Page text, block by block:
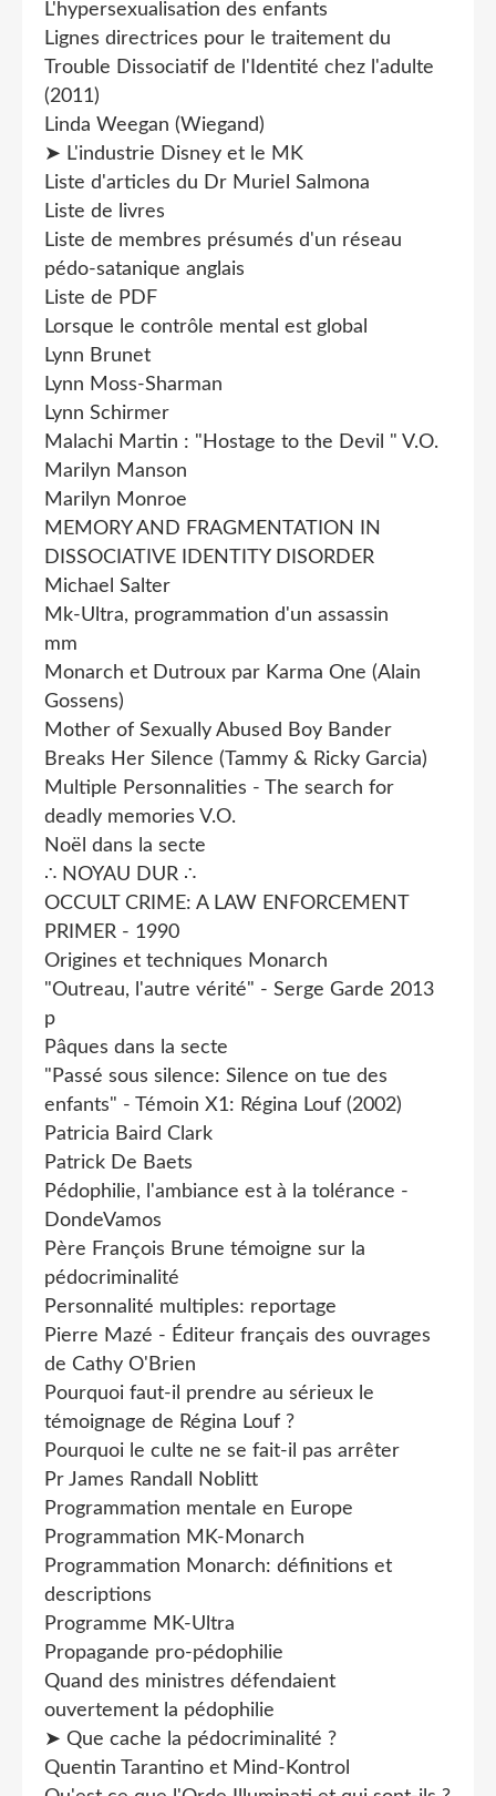
L'hypersexualisation des enfants
Lignes directrices pour le traitement du
Trouble Dissociatif de l'Identité chez l'adulte
(2011)
Linda Weegan (Wiegand)
➤ L'industrie Disney et le MK
Liste d'articles du Dr Muriel Salmona
Liste de livres
Liste de membres présumés d'un réseau
pédo-satanique anglais
Liste de PDF
Lorsque le contrôle mental est global
Lynn Brunet
Lynn Moss-Sharman
Lynn Schirmer
Malachi Martin : "Hostage to the Devil " V.O.
Marilyn Manson
Marilyn Monroe
MEMORY AND FRAGMENTATION IN
DISSOCIATIVE IDENTITY DISORDER
Michael Salter
Mk-Ultra, programmation d'un assassin
mm
Monarch et Dutroux par Karma One (Alain
Gossens)
Mother of Sexually Abused Boy Bander
Breaks Her Silence (Tammy & Ricky Garcia)
Multiple Personnalities - The search for
deadly memories V.O.
Noël dans la secte
∴ NOYAU DUR ∴
OCCULT CRIME: A LAW ENFORCEMENT
PRIMER - 1990
Origines et techniques Monarch
"Outreau, l'autre vérité" - Serge Garde 2013
p
Pâques dans la secte
"Passé sous silence: Silence on tue des
enfants" - Témoin X1: Régina Louf (2002)
Patricia Baird Clark
Patrick De Baets
Pédophilie, l'ambiance est à la tolérance -
DondeVamos
Père François Brune témoigne sur la
pédocriminalité
Personnalité multiples: reportage
Pierre Mazé - Éditeur français des ouvrages
de Cathy O'Brien
Pourquoi faut-il prendre au sérieux le
témoignage de Régina Louf ?
Pourquoi le culte ne se fait-il pas arrêter
Pr James Randall Noblitt
Programmation mentale en Europe
Programmation MK-Monarch
Programmation Monarch: définitions et
descriptions
Programme MK-Ultra
Propagande pro-pédophilie
Quand des ministres défendaient
ouvertement la pédophilie
➤ Que cache la pédocriminalité ?
Quentin Tarantino et Mind-Kontrol